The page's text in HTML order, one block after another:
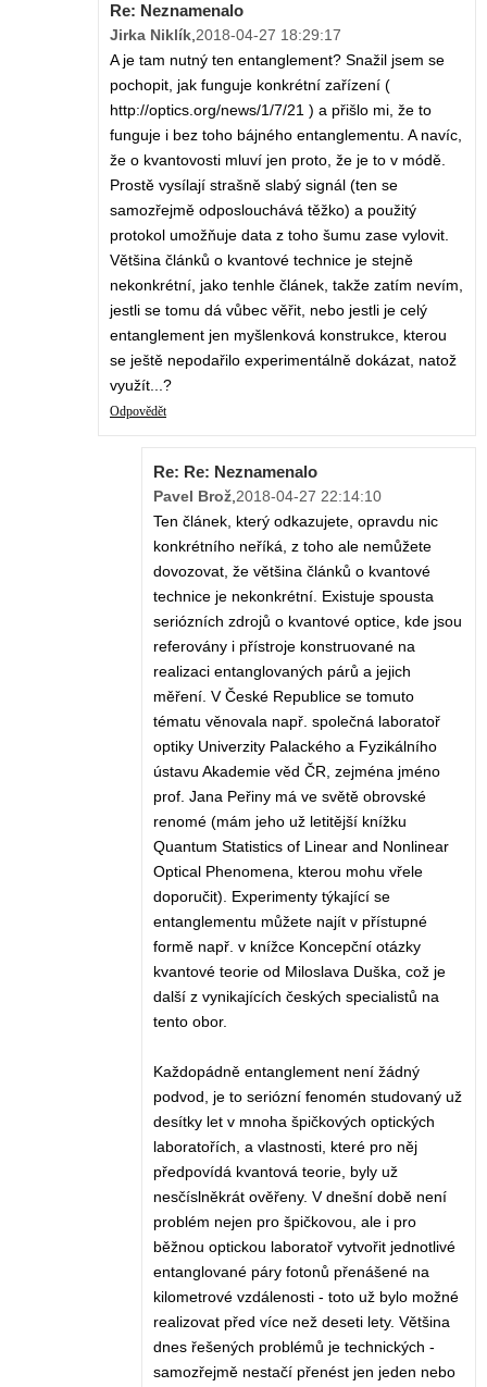
Re: Neznamenalo
Jirka Niklík,2018-04-27 18:29:17
A je tam nutný ten entanglement? Snažil jsem se
pochopit, jak funguje konkrétní zařízení (
http://optics.org/news/1/7/21 ) a přišlo mi, že to
funguje i bez toho bájného entanglementu. A navíc,
že o kvantovosti mluví jen proto, že je to v módě.
Prostě vysílají strašně slabý signál (ten se
samozřejmě odposlouchává těžko) a použitý
protokol umožňuje data z toho šumu zase vylovit.
Většina článků o kvantové technice je stejně
nekonkrétní, jako tenhle článek, takže zatím nevím,
jestli se tomu dá vůbec věřit, nebo jestli je celý
entanglement jen myšlenková konstrukce, kterou
se ještě nepodařilo experimentálně dokázat, natož
využít...?
Odpovědět
Re: Re: Neznamenalo
Pavel Brož,2018-04-27 22:14:10
Ten článek, který odkazujete, opravdu nic
konkrétního neříká, z toho ale nemůžete
dovozovat, že většina článků o kvantové
technice je nekonkrétní. Existuje spousta
seriózních zdrojů o kvantové optice, kde jsou
referovány i přístroje konstruované na
realizaci entanglovaných párů a jejich
měření. V České Republice se tomuto
tématu věnovala např. společná laboratoř
optiky Univerzity Palackého a Fyzikálního
ústavu Akademie věd ČR, zejména jméno
prof. Jana Peřiny má ve světě obrovské
renomé (mám jeho už letitější knížku
Quantum Statistics of Linear and Nonlinear
Optical Phenomena, kterou mohu vřele
doporučit). Experimenty týkající se
entanglementu můžete najít v přístupné
formě např. v knížce Koncepční otázky
kvantové teorie od Miloslava Duška, což je
další z vynikajících českých specialistů na
tento obor.
Každopádně entanglement není žádný
podvod, je to seriózní fenomén studovaný už
desítky let v mnoha špičkových optických
laboratořích, a vlastnosti, které pro něj
předpovídá kvantová teorie, byly už
nesčíslněkrát ověřeny. V dnešní době není
problém nejen pro špičkovou, ale i pro
běžnou optickou laboratoř vytvořit jednotlivé
entanglované páry fotonů přenášené na
kilometrové vzdálenosti - toto už bylo možné
realizovat před více než deseti lety. Většina
dnes řešených problémů je technických -
samozřejmě nestačí přenést jen jeden nebo